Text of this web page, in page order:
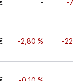
- -
-2,80 % -